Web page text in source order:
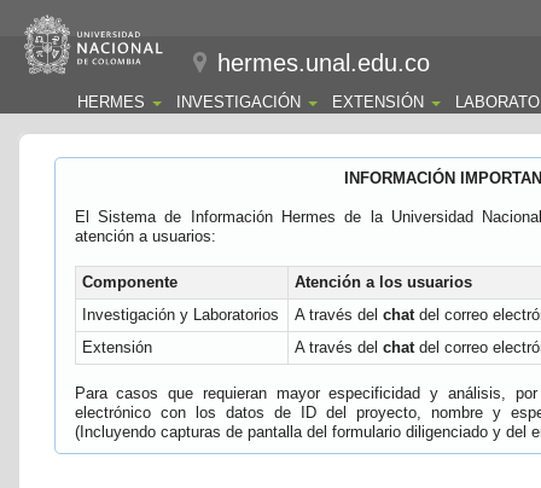
hermes.unal.edu.co
HERMES INVESTIGACIÓN EXTENSIÓN
INFORMACIÓN
El Sistema de Información Hermes de la Universidad
atención a usuarios:
Componente
Atención a los usuarios
Investigación y Laboratorios
A través del chatdel correo
Extensión
A través del chatdel correo
Para casos que requieran mayor especificidad y análisis,
electrónico con los datos de ID del proyecto, nombre y
(Incluyendo capturas de pantalla del formulario diligenciado y del